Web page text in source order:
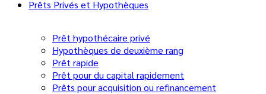
Prêts Privés et Hypothèques
Prêt hypothécaire privé
Hypothèques de deuxième rang
Prêt rapide
Prêt pour du capital rapidement
Prêts pour acquisition ou refinancement